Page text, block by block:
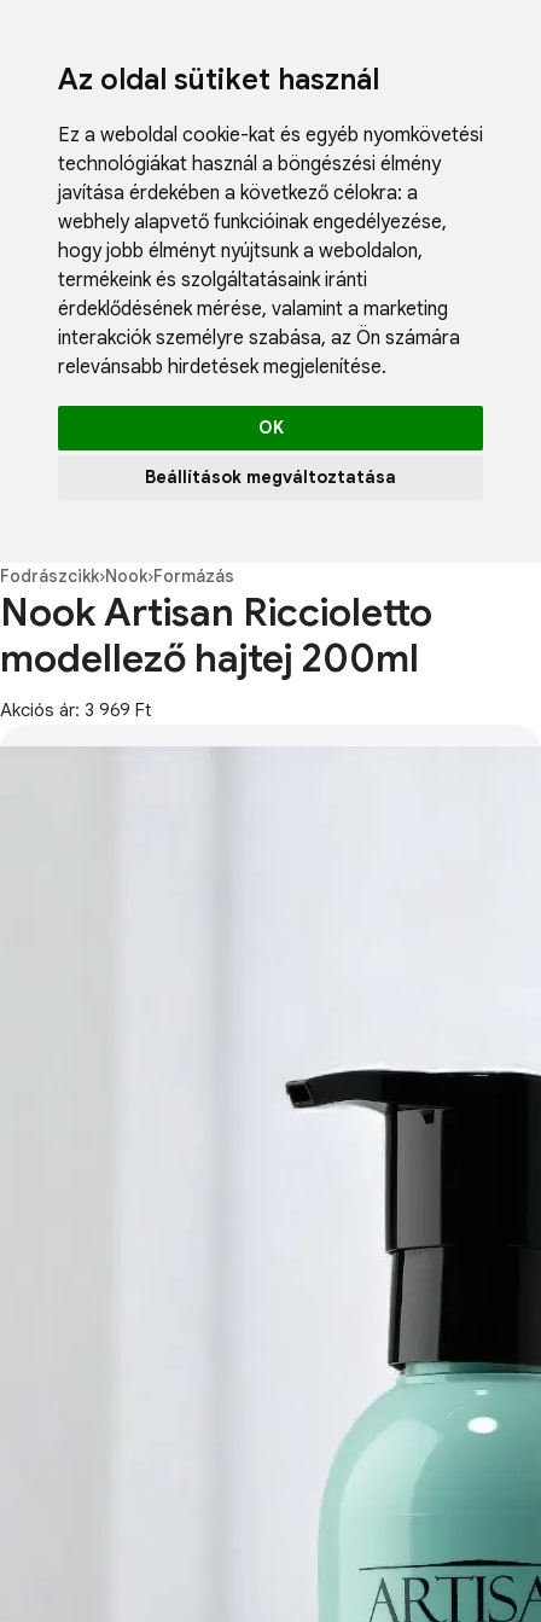
Az oldal sütiket használ
Ez a weboldal cookie-kat és egyéb nyomkövetési
technológiákat használ a böngészési élmény
javítása érdekében a következő célokra: a
webhely alapvető funkcióinak engedélyezése,
hogy jobb élményt nyújtsunk a weboldalon,
termékeink és szolgáltatásaink iránti
érdeklődésének mérése, valamint a marketing
interakciók személyre szabása, az Ön számára
relevánsabb hirdetések megjelenítése.
OK
Beállítások megváltoztatása
Blog
Fodrászcikk›Nook›Formázás
Nook Artisan Riccioletto
modellező hajtej 200ml
Akciós ár: 3 969 Ft